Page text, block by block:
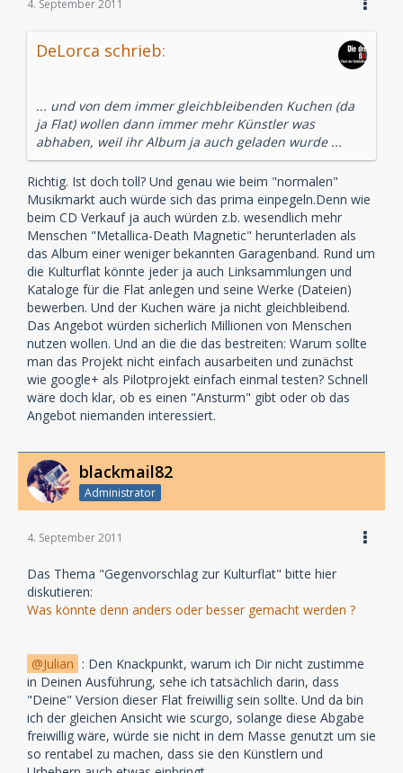
4. September 2011
DeLorca schrieb:
... und von dem immer gleichbleibenden Kuchen (da
ja Flat) wollen dann immer mehr Künstler was
abhaben, weil ihr Album ja auch geladen wurde ...
Richtig. Ist doch toll? Und genau wie beim "normalen"
Musikmarkt auch würde sich das prima einpegeln.Denn wie
beim CD Verkauf ja auch würden z.b. wesendlich mehr
Menschen "Metallica-Death Magnetic" herunterladen als
das Album einer weniger bekannten Garagenband. Rund um
die Kulturflat könnte jeder ja auch Linksammlungen und
Kataloge für die Flat anlegen und seine Werke (Dateien)
bewerben. Und der Kuchen wäre ja nicht gleichbleibend.
Das Angebot würden sicherlich Millionen von Menschen
nutzen wollen. Und an die die das bestreiten: Warum sollte
man das Projekt nicht einfach ausarbeiten und zunächst
wie google+ als Pilotprojekt einfach einmal testen? Schnell
wäre doch klar, ob es einen "Ansturm" gibt oder ob das
Angebot niemanden interessiert.
blackmail82
Administrator
4. September 2011
Das Thema "Gegenvorschlag zur Kulturflat" bitte hier
diskutieren:
Was könnte denn anders oder besser gemacht werden ?
Julian : Den Knackpunkt, warum ich Dir nicht zustimme
in Deinen Ausführung, sehe ich tatsächlich darin, dass
"Deine" Version dieser Flat freiwillig sein sollte. Und da bin
ich der gleichen Ansicht wie scurgo, solange diese Abgabe
freiwillig wäre, würde sie nicht in dem Masse genutzt um sie
so rentabel zu machen, dass sie den Künstlern und